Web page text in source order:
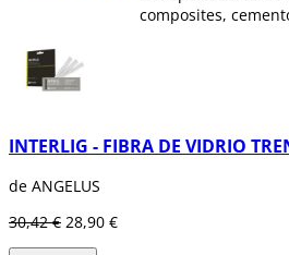
composites,
INTERLIG - FIBRA DE VIDRIO
de ANGELUS
30,42 € 28,90 €